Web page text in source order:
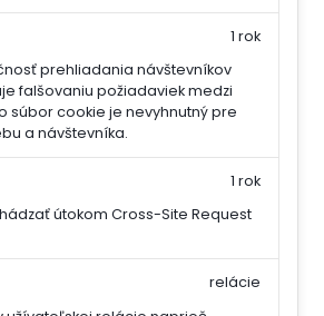
prehliadania návštevníkov
falšovaniu požiadaviek medzi
súbor cookie je nevyhnutný pre
a návštevníka.
1 rok
útokom Cross-Site Request
1 rok
relácie